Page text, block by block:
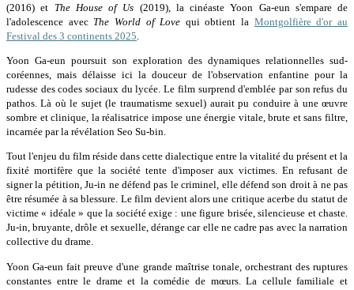
(2016) et The House of Us (2019), la cinéaste Yoon Ga-eun s'empare de
l'adolescence avec The World of Love qui obtient la Montgolfière d'or au
Festival des 3 continents 2025
Yoon Ga-eun poursuit son exploration des dynamiques relationnelles sud-
coréennes, mais délaisse ici la douceur de l'observation enfantine pour la
rudesse des codes sociaux du lycée. Le film surprend d'emblée par son refus du
pathos. Là où le sujet (le traumatisme sexuel) aurait pu conduire à une œuvre
sombre et clinique, la réalisatrice impose une énergie vitale, brute et sans filtre,
incarnée par la révélation Seo Su-bin.
Tout l'enjeu du film réside dans cette dialectique entre la vitalité du présent et la
fixité mortifère que la société tente d'imposer aux victimes. En refusant de
signer la pétition, Ju-in ne défend pas le criminel, elle défend son droit à ne pas
être résumée à sa blessure. Le film devient alors une critique acerbe du statut de
victime « idéale » que la société exige : une figure brisée, silencieuse et chaste.
Ju-in, bruyante, drôle et sexuelle, dérange car elle ne cadre pas avec la narration
collective du drame.
Yoon Ga-eun fait preuve d'une grande maîtrise tonale, orchestrant des ruptures
constantes entre le drame et la comédie de mœurs. La cellule familiale et